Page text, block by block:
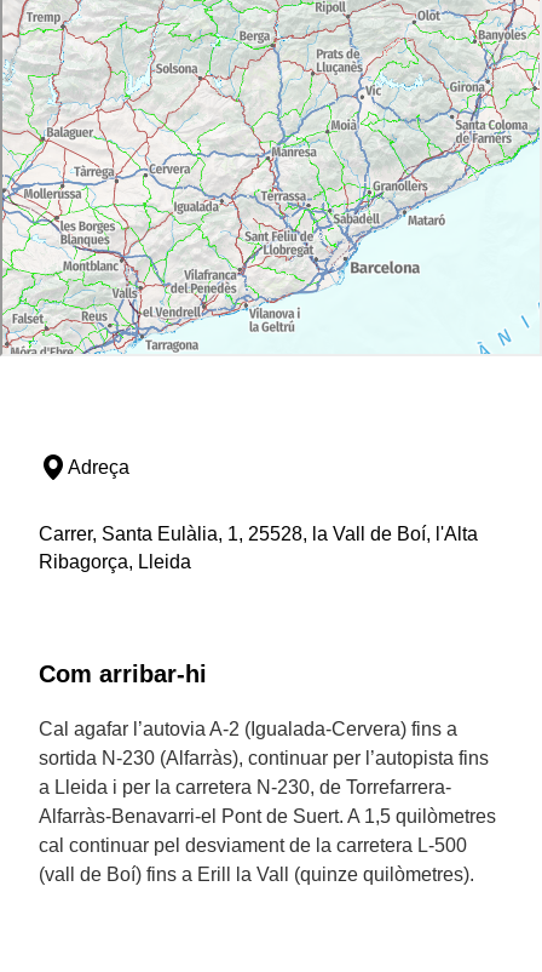
Adreça
Carrer, Santa Eulàlia, 1, 25528, la Vall de Boí, l'Alta
Ribagorça, Lleida
Com arribar-hi
Cal agafar l’autovia A-2 (Igualada-Cervera) fins a
sortida N-230 (Alfarràs), continuar per l’autopista fins
a Lleida i per la carretera N-230, de Torrefarrera-
Alfarràs-Benavarri-el Pont de Suert. A 1,5 quilòmetres
cal continuar pel desviament de la carretera L-500
(vall de Boí) fins a Erill la Vall (quinze quilòmetres).